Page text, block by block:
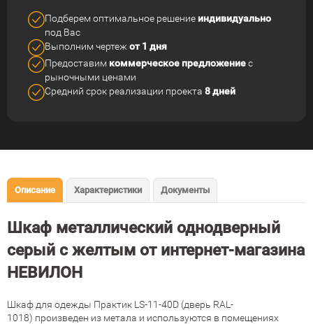
Подберем оптимальное решение индивидуально
под Вас
Выполним чертеж от 1 дня
Предоставим коммерческое предложениес
рыночными ценами
Средний срок реализации проекта 8 дней
Описание Характеристики Документы
Шкаф металлический однодверный
серый с желтым от интернет-магазина
НЕВИЛОН
Шкаф для одежды Практик LS-11-40D (дверь RAL-
1018) произведен из метала и используются в помещениях